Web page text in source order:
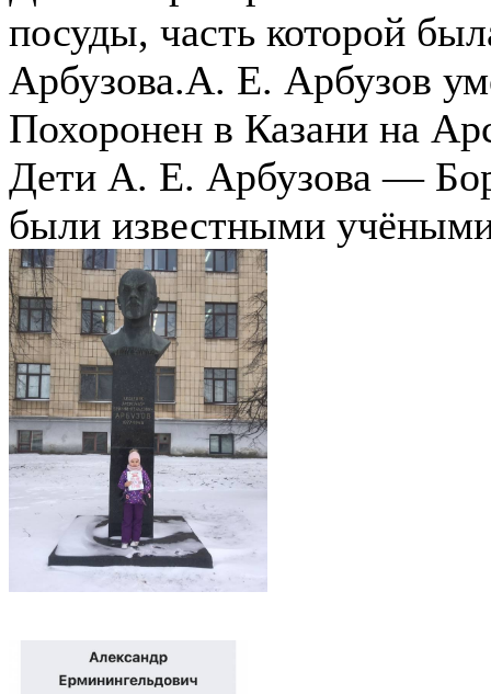
посуды, часть которой
Арбузова.А. Е. Арбузов
Похоронен в Казани на
Дети А. Е. Арбузова —
были известными